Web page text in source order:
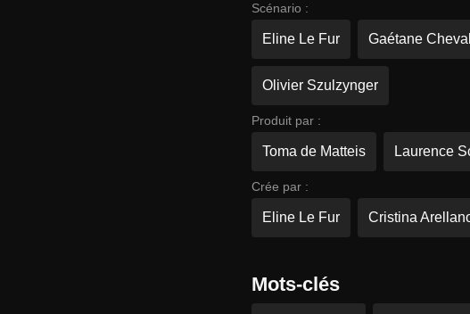
Scénario :
Eline Le Fur Gaétane
Olivier Szulzynger
Produit par :
Toma de Matteis Laurence
Crée par :
Eline Le Fur Cristina
Mots-clés